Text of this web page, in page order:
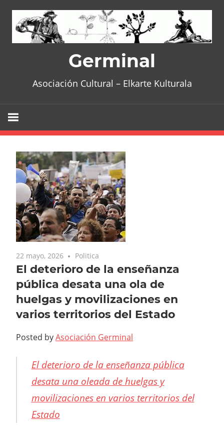
content
Germinal
Asociación Cultural – Elkarte Kulturala
22 mayo, 2026 Politica
El deterioro de la enseñanza
pública desata una ola de
huelgas y movilizaciones en
varios territorios del Estado
Posted byAsociación Germinal
El deterioro de la enseñanza pública
desata una oleada de huelgas y
movilizaciones en varios territorios del
Estado